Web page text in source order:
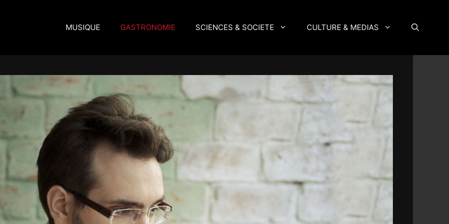
MUSIQUE GASTRONOMIE SCIENCES & SOCIETE CULTURE & MEDIAS